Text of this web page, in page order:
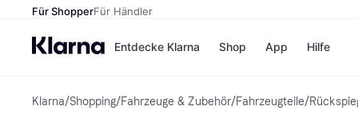
Für ShopperFür Händler
Entdecke Klarna
Zahlungsmethoden
Shop
Shops
App Hilfe
Klarna/Shopping/Fahrzeuge & Zubehör/Fahrzeugteile/